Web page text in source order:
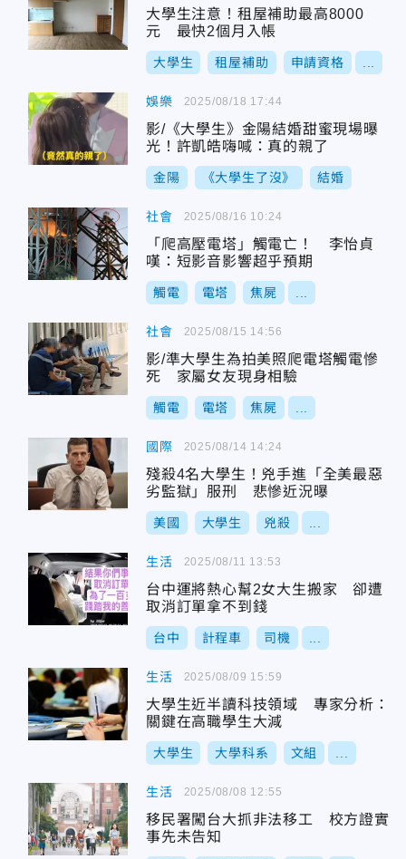
大學生注意！租屋補助最高8000
元 最快2個月入帳
大學生 租屋補助 申請資格
娛樂
影/《大學生》金陽結婚甜蜜現場曝
光！許凱皓嗨喊：真的親了
金陽 《大學生了沒》 結婚
2025/08/18 17:44
社會
「爬高壓電塔」觸電亡！ 李怡貞
嘆：短影音影響超乎預期
觸電 電塔 焦屍
2025/08/16 10:24
社會
影/準大學生為拍美照爬電塔觸電慘
死 家屬女友現身相驗
觸電 電塔 焦屍
2025/08/15 14:56
國際
殘殺4名大學生！兇手進「全美最惡
劣監獄」服刑 悲慘近況曝
美國 大學生 兇殺
2025/08/14 14:24
生活
台中運將熱心幫2女大生搬家 卻遭
取消訂單拿不到錢
台中 計程車 司機
2025/08/11 13:53
生活
大學生近半讀科技領域 專家分析：
關鍵在高職學生大減
大學生 大學科系 文組
2025/08/09 15:59
生活
移民署闖台大抓非法移工 校方證實
事先未告知
2025/08/08 12:55